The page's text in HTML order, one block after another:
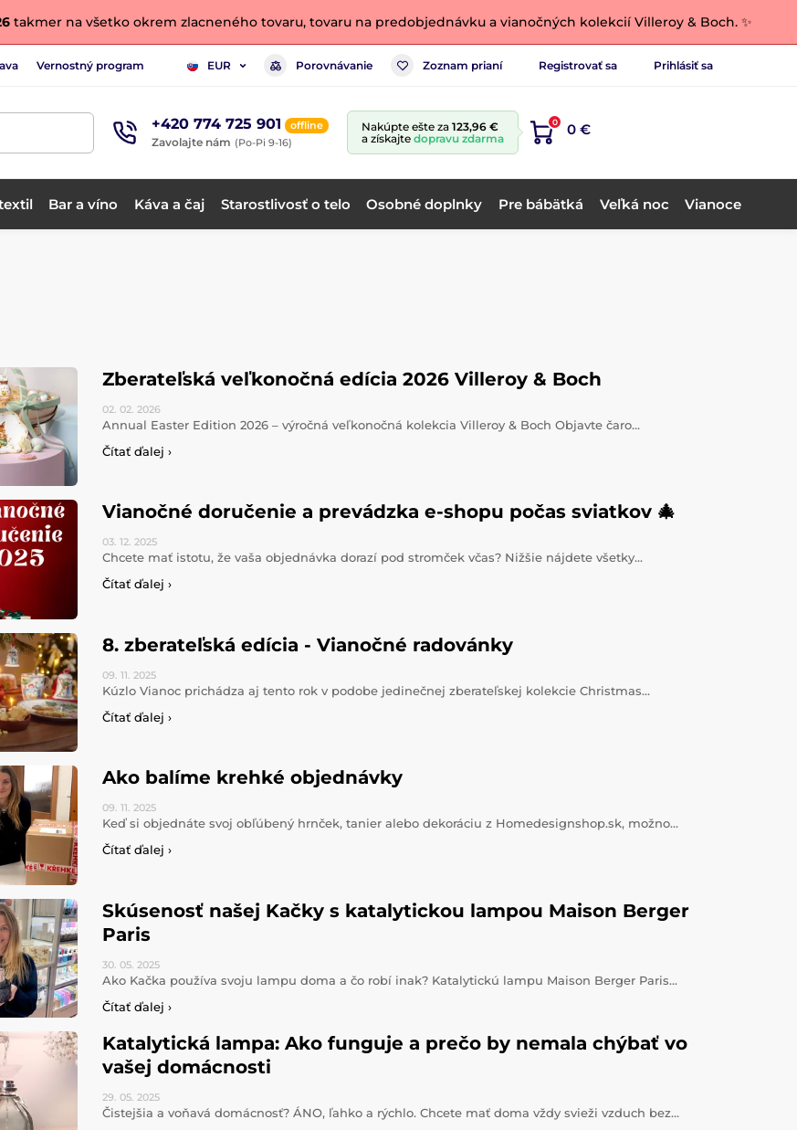
takmer na všetko okrem zlacneného tovaru, tovaru na predobjednávku a vianočných kolekcií Villeroy & Boch. ✨
Vernostný program EUR Porovnávanie Zoznam prianí Registrovať sa Prihlásiť sa
+420 774 725 901 offline
Zavolajte nám (Po-Pi 9-16)
Nakúpte ešte za 123,96 €
a získajte dopravu zdarma
0 0 €
Bar a víno Káva a čaj Starostlivosť o telo Osobné doplnky Pre bábätká Veľká noc Vianoce
Zberateľská veľkonočná edícia 2026 Villeroy & Boch
02. 02. 2026
Annual Easter Edition 2026 – výročná veľkonočná kolekcia Villeroy & Boch Objavte čaro…
Čítať ďalej ›
Vianočné doručenie a prevádzka e-shopu počas sviatkov 🎄
03. 12. 2025
Chcete mať istotu, že vaša objednávka dorazí pod stromček včas? Nižšie nájdete všetky…
Čítať ďalej ›
8. zberateľská edícia - Vianočné radovánky
09. 11. 2025
Kúzlo Vianoc prichádza aj tento rok v podobe jedinečnej zberateľskej kolekcie Christmas…
Čítať ďalej ›
Ako balíme krehké objednávky
09. 11. 2025
Keď si objednáte svoj obľúbený hrnček, tanier alebo dekoráciu z Homedesignshop.sk, možno…
Čítať ďalej ›
Skúsenosť našej Kačky s katalytickou lampou Maison Berger
Paris
30. 05. 2025
Ako Kačka používa svoju lampu doma a čo robí inak? Katalytickú lampu Maison Berger Paris…
Čítať ďalej ›
Katalytická lampa: Ako funguje a prečo by nemala chýbať vo
vašej domácnosti
29. 05. 2025
Čistejšia a voňavá domácnosť? ÁNO, ľahko a rýchlo. Chcete mať doma vždy svieži vzduch bez…